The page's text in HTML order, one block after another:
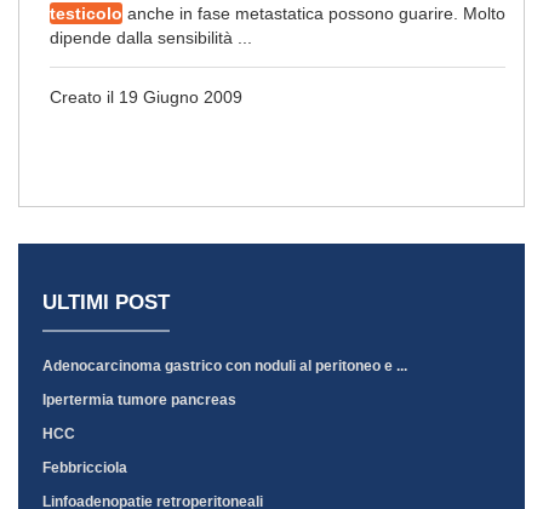
testicolo anche in fase metastatica possono guarire. Molto
dipende dalla sensibilità ...
Creato il 19 Giugno 2009
ULTIMI POST
Adenocarcinoma gastrico con noduli al peritoneo e ...
Ipertermia tumore pancreas
HCC
Febbricciola
Linfoadenopatie retroperitoneali